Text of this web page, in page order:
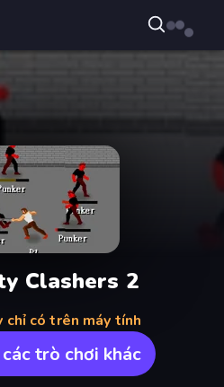
Clashers 2
chỉ có trên máy tính
trò chơi khác